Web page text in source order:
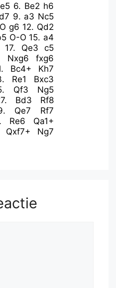
6. Be2 h6
9. a3 Nc5
g6 12. Qd2
O-O 15. a4
17. Qe3
c5
Nxg6
fxg6
Bc4+
Kh7
Re1
Bxc3
Qf3
Ng5
Bd3
Rf8
Qe7
Rf7
Re6
Qa1+
Qxf7+
Ng7